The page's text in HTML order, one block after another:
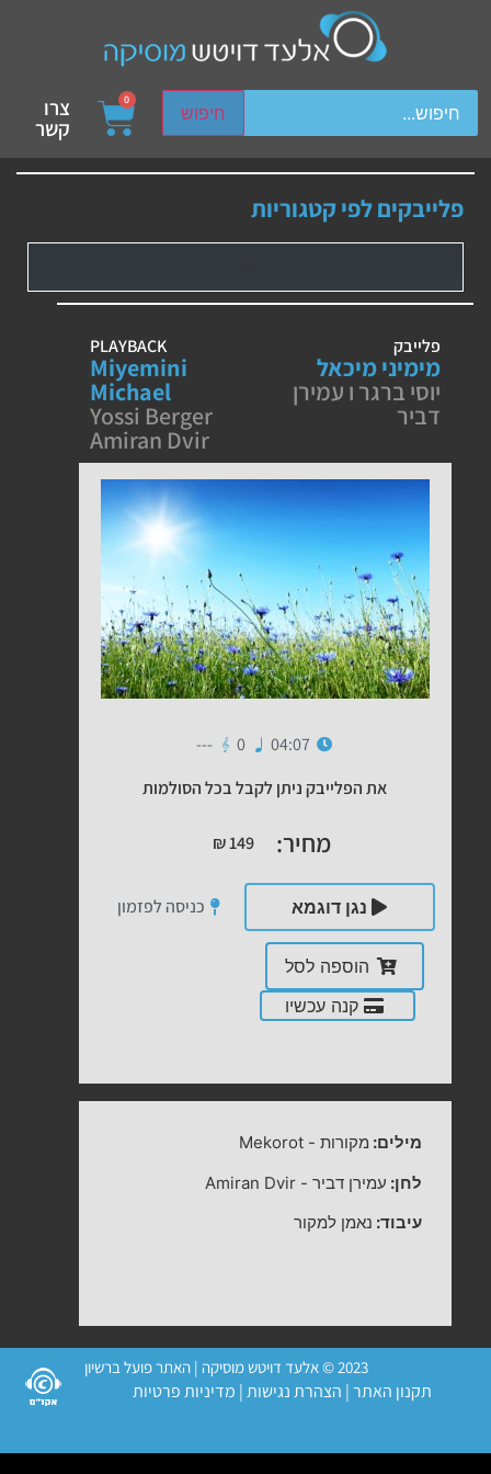
חיפוש
device users, explore by touch or with swipe gestures.
0 צרו
קשר
פלייבקים לפי קטגוריות
פלייבק
מימיני מיכאל
יוסי ברגר ו עמירן
דביר
PLAYBACK
Miyemini
Michael
Yossi Berger
Amiran Dvir
04:07
0
---
את הפלייבק ניתן לקבל בכל הסולמות
מחיר: ₪149
נגן דוגמא כניסה לפזמון
הוספה לסל
קנה עכשיו
מילים: מקורות -
Mekorot
לחן: עמירן דביר -
Amiran Dvir
עיבוד: נאמן למקור
2023 © אלעד דויטש מוסיקה | האתר פועל ברשיון
תקנון האתר| הצהרת נגישות| מדיניות פרטיות